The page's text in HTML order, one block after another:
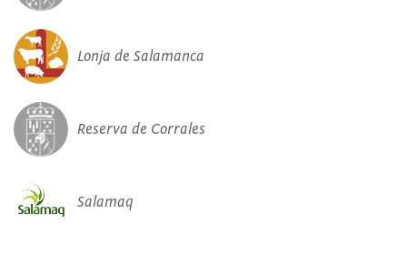
Lonja de Salamanca
Reserva de Corrales
Salamaq